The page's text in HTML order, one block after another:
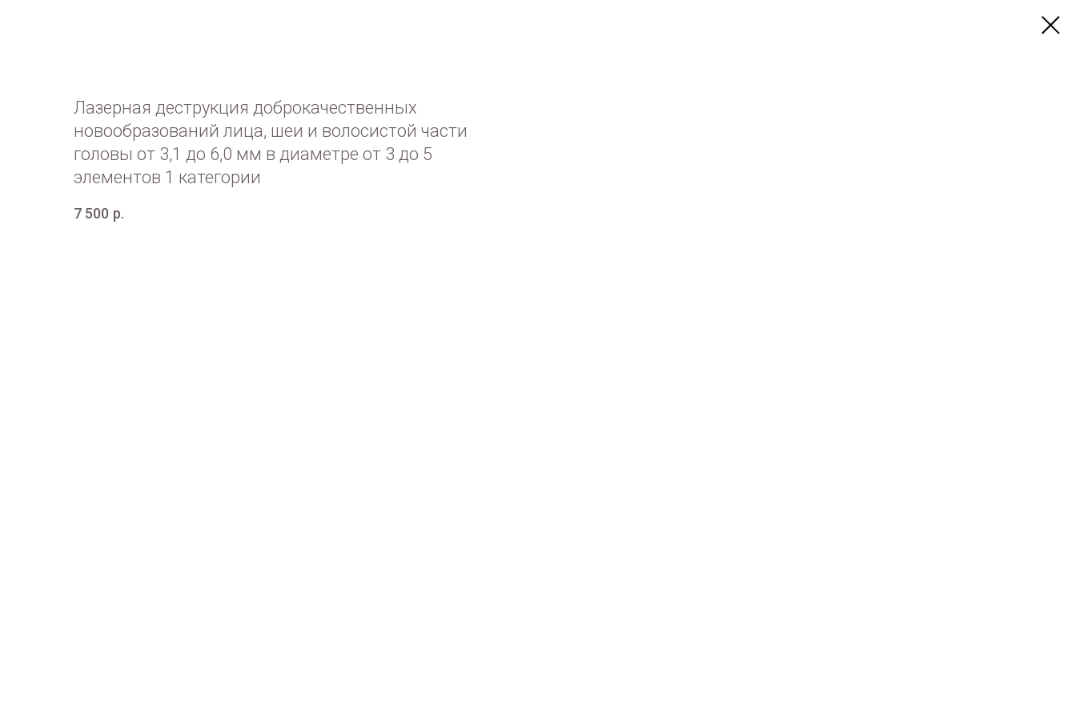
Лазерная деструкция доброкачественных
новообразований лица, шеи и волосистой части
головы от 3,1 до 6,0 мм в диаметре от 3 до 5
элементов 1 категории
7 500 р.